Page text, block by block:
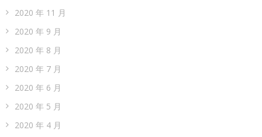
2020 年 11 月
2020 年 9 月
2020 年 8 月
2020 年 7 月
2020 年 6 月
2020 年 5 月
2020 年 4 月